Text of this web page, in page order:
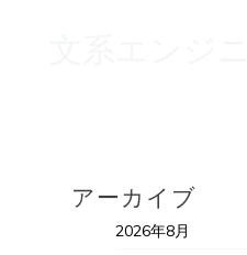
アーカイブ
2026年8月